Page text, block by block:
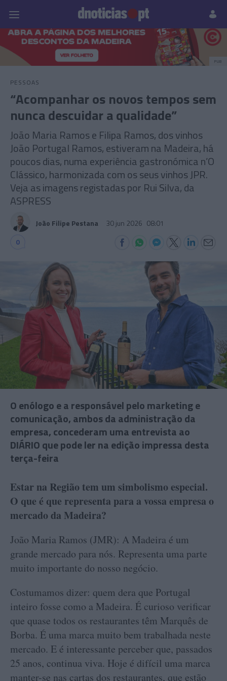
Prazeres Paisagens
PUB
PESSOAS
“Acompanhar os novos tempos sem
nunca descuidar a qualidade”
João Maria Ramos e Filipa Ramos, dos vinhos
João Portugal Ramos, estiveram na Madeira, há
poucos dias, numa experiência gastronómica n’O
Clássico, harmonizada com os seus vinhos JPR.
Veja as imagens registadas por Rui Silva, da
ASPRESS
João Filipe Pestana 30 jun 2026 08:01
0
O enólogo e a responsável pelo marketing e
comunicação, ambos da administração da
empresa, concederam uma entrevista ao
DIÁRIO que pode ler na edição impressa desta
terça-feira
Estar na Região tem um simbolismo especial.
O que é que representa para a vossa empresa o
mercado da Madeira?
João Maria Ramos (JMR): A Madeira é um
grande mercado para nós. Representa uma parte
muito importante do nosso negócio.
Costumamos dizer: quem dera que Portugal
inteiro fosse como a Madeira. É curioso verificar
que quase todos os restaurantes têm Marquês de
Borba. É uma marca muito bem trabalhada neste
mercado. E é interessante perceber que, passados
25 anos, continua viva. Hoje é difícil uma marca
manter-se nas cartas dos restaurantes, que estão